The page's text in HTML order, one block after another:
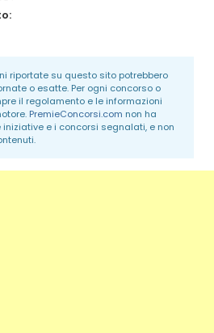
riportate su questo sito potrebbero
o esatte. Per ogni concorso o
il regolamento e le informazioni
PremieConcorsi.com non ha
e i concorsi segnalati, e non